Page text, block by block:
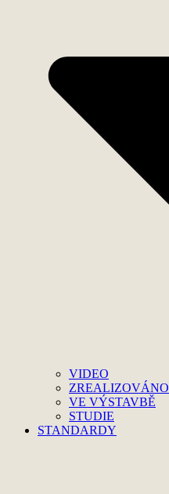
VIDEO
ZREALIZOVÁNO
VE VÝSTAVBĚ
STUDIE
STANDARDY